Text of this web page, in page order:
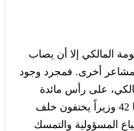
المالكي إلا أن يصاب
بمشاعر أخرى. فمجرد وجود
على رأس مائدة
مستطيلة عملاقة يتقابل عليها 42 وزيراً يختفون خلف
المسؤولية والتمسك